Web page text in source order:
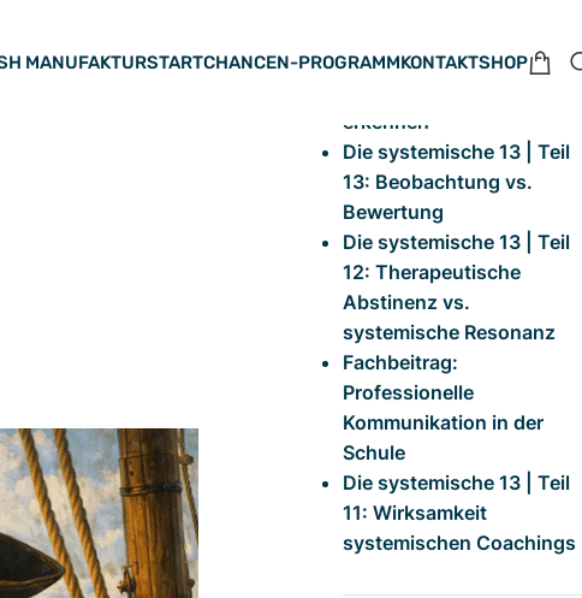
MANUFAKTURSTARTCHANCEN-PROGRAMMKONTAKTSHOP
#1 Erwartungsmonster im
erkennen
Die systemische 13 | Teil
13: Beobachtung vs.
Bewertung
Die systemische 13 | Teil
12: Therapeutische
Abstinenz vs.
systemische Resonanz
Fachbeitrag:
Professionelle
Kommunikation in der
Schule
Die systemische 13 | Teil
11: Wirksamkeit
systemischen Coachings